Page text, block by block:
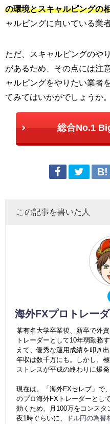
の環境とスキャルピングの
ャルピングに向いている業
ただ、スキャルピングのや
があるため、その点には注
ャルピングをやりたい業者
てみてはいかがでしょうか。
総合No.1
この記事を書いた人
海外FXプロトレー
某有名大学卒業後、新卒で外
トレーダーとして10年弱勤務
えて、優秀な運用成績を叩き
年収は数千万にも。しかし、
ストレスが平成の終わりに爆発
現在は、「海外FXセレブ」で
のプロ海外FXトレーダーとし
効くため、月100万をコンスタ
夜1時ぐらいに、
ドル円の為替